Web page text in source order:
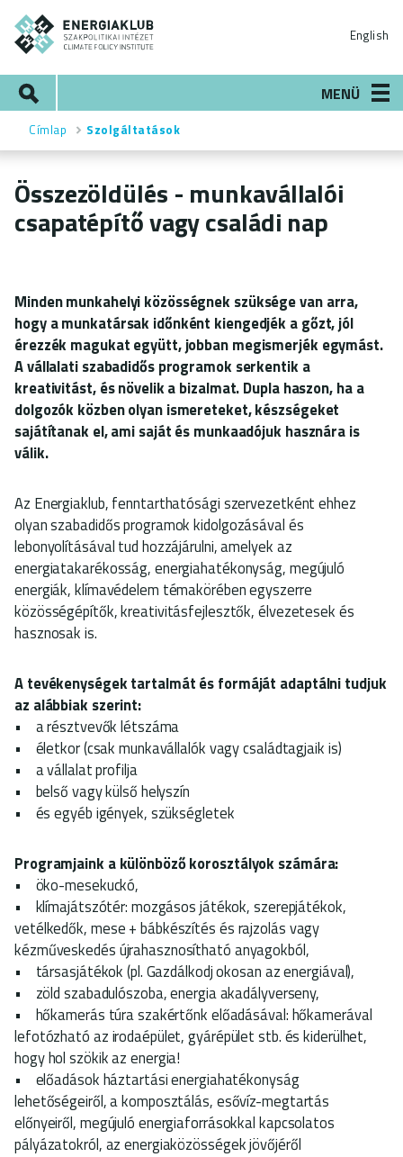
Ugrás
tartalomra
English
MENÜ
Morzsa
Címlap Szolgáltatások
Összezöldülés - munkavállalói
csapatépítő vagy családi nap
Minden munkahelyi közösségnek szüksége van arra,
hogy a munkatársak időnként kiengedjék a gőzt, jól
érezzék magukat együtt, jobban megismerjék egymást.
A vállalati szabadidős programok serkentik a
kreativitást, és növelik a bizalmat. Dupla haszon, ha a
dolgozók közben olyan ismereteket, készségeket
sajátítanak el, ami saját és munkaadójuk hasznára is
válik.
Az Energiaklub, fenntarthatósági szervezetként ehhez
olyan szabadidős programok kidolgozásával és
lebonyolításával tud hozzájárulni, amelyek az
energiatakarékosság, energiahatékonyság, megújuló
energiák, klímavédelem témakörében egyszerre
közösségépítők, kreativitásfejlesztők, élvezetesek és
hasznosak is.
A tevékenységek tartalmát és formáját adaptálni tudjuk
az alábbiak szerint:
• a résztvevők létszáma
• életkor (csak munkavállalók vagy családtagjaik is)
• a vállalat profilja
• belső vagy külső helyszín
• és egyéb igények, szükségletek
Programjaink a különböző korosztályok számára:
• öko-mesekuckó,
• klímajátszótér: mozgásos játékok, szerepjátékok,
vetélkedők, mese + bábkészítés és rajzolás vagy
kézműveskedés újrahasznosítható anyagokból,
• társasjátékok (pl. Gazdálkodj okosan az energiával),
• zöld szabadulószoba, energia akadályverseny,
• hőkamerás túra szakértőnk előadásával: hőkamerával
lefotózható az irodaépület, gyárépület stb. és kiderülhet,
hogy hol szökik az energia!
• előadások háztartási energiahatékonyság
lehetőségeiről, a komposztálás, esővíz-megtartás
előnyeiről, megújuló energiaforrásokkal kapcsolatos
pályázatokról, az energiaközösségek jövőjéről